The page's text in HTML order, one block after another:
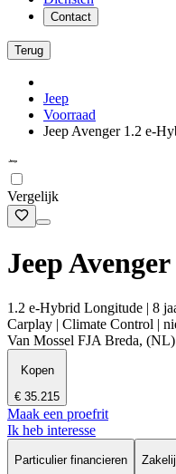
Contact
Terug
Jeep
Voorraad
Jeep Avenger 1.2 e-
Vergelijk
Jeep Avenger
1.2 e-Hybrid Longitude | 8
Carplay | Climate Control |
Van Mossel FJA Breda, (NL)
Kopen
€ 35.215
Maak een proefrit
Ik heb interesse
Particulier financieren